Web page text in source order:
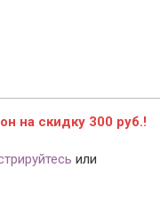
на скидку 300 руб.!
или